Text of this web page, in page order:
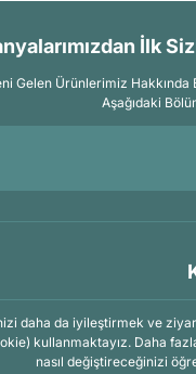
İlk
Gelen Ürünlerimiz
Aşağıdaki
daha da iyileştirmek ve
kullanmaktayız. Daha
nasıl değiştireceğinizi